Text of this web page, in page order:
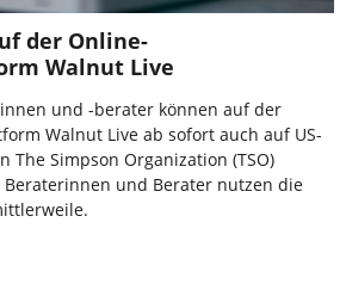
der Online-
Walnut Live
und -berater können auf der
Walnut Live ab sofort auch auf US-
The Simpson Organization (TSO)
Beraterinnen und Berater nutzen die